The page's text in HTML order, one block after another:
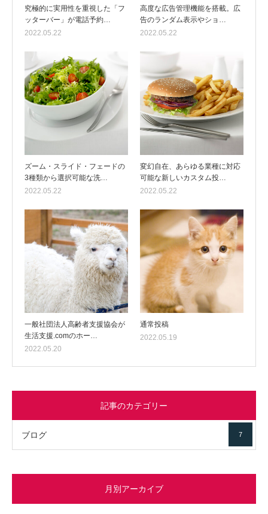
究極的に実用性を重視した「フ
ッターバー」が電話予約…
2022.05.22
高度な広告管理機能を搭載。広
告のランダム表示やショ…
2022.05.22
ズーム・スライド・フェードの
3種類から選択可能な洗…
2022.05.22
変幻自在、あらゆる業種に対応
可能な新しいカスタム投…
2022.05.22
一般社団法人高齢者支援協会が
生活支援.comのホー…
2022.05.20
通常投稿
2022.05.19
記事のカテゴリー
ブログ 7
月別アーカイブ